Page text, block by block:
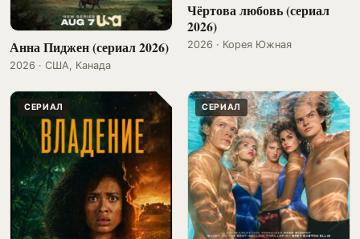
Анна Пиджен (сериал 2026)
2026 · США, Канада
Чёртова любовь (сериал
2026)
2026 · Корея Южная
СЕРИАЛ СЕРИАЛ